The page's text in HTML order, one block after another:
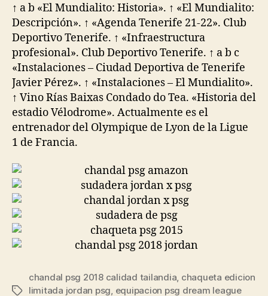
↑ a b «El Mundialito: Historia». ↑ «El Mundialito:
Descripción». ↑ «Agenda Tenerife 21-22». Club
Deportivo Tenerife. ↑ «Infraestructura
profesional». Club Deportivo Tenerife. ↑ a b c
«Instalaciones – Ciudad Deportiva de Tenerife
Javier Pérez». ↑ «Instalaciones – El Mundialito».
↑ Vino Rías Baixas Condado do Tea. «Historia del
estadio Vélodrome». Actualmente es el
entrenador del Olympique de Lyon de la Ligue
1 de Francia.
Etiquetas
chandal psg 2018 calidad tailandia, chaqueta edicion
limitada jordan psg, equipacion psg dream league